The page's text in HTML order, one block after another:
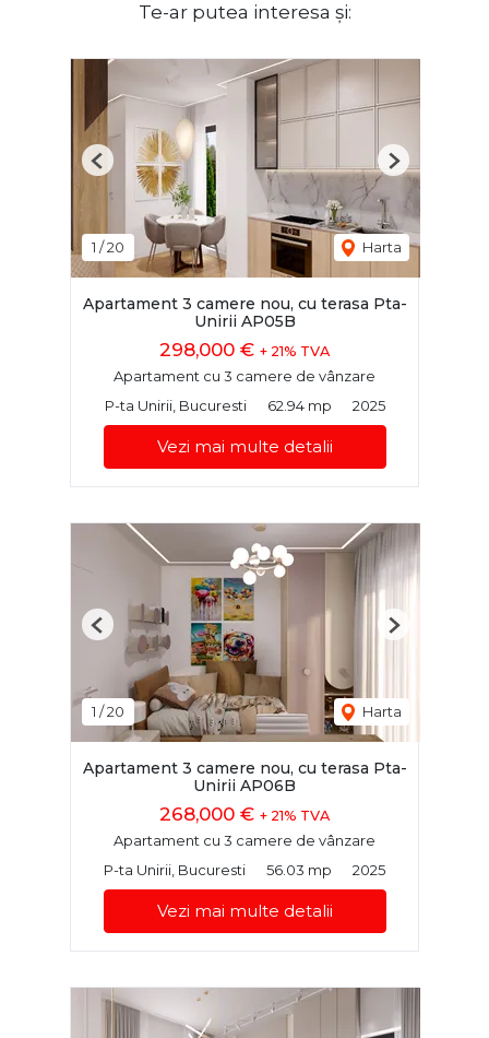
Te-ar putea interesa și:
1 /20 Harta
Previous Next
Apartament 3 camere nou, cu terasa Pta-
Unirii AP05B
298,000 € + 21% TVA
Apartament cu 3 camere de vânzare
P-ta Unirii, Bucuresti
62.94 mp 2025
Vezi mai multe detalii
1 /20 Harta
Previous Next
Apartament 3 camere nou, cu terasa Pta-
Unirii AP06B
268,000 € + 21% TVA
Apartament cu 3 camere de vânzare
P-ta Unirii, Bucuresti
56.03 mp 2025
Vezi mai multe detalii